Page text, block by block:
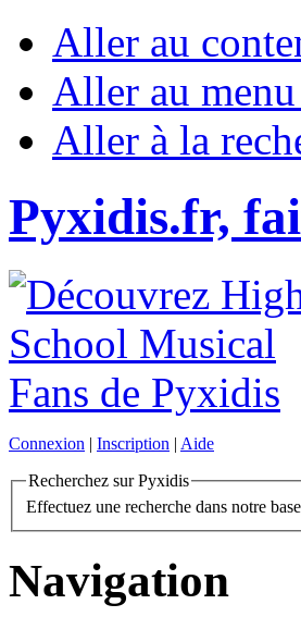
Aller au
Aller au
Aller à la
Pyxidis.fr,
Connexion | Inscription | Aide
Recherchez sur Pyxidis
Effectuez une recherche dans notre
Navigation